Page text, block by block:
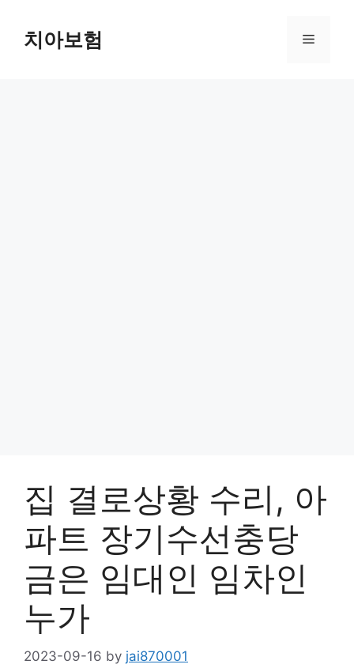
content치아보험 Menu
집 결로상황 수리, 아
파트 장기수선충당
금은 임대인 임차인
누가
2023-09-16 by jai870001